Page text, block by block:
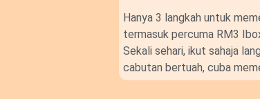
Hanya 3 langkah untuk
termasuk percuma RM3
Sekali sehari, ikut sahaja
cabutan bertuah, cuba